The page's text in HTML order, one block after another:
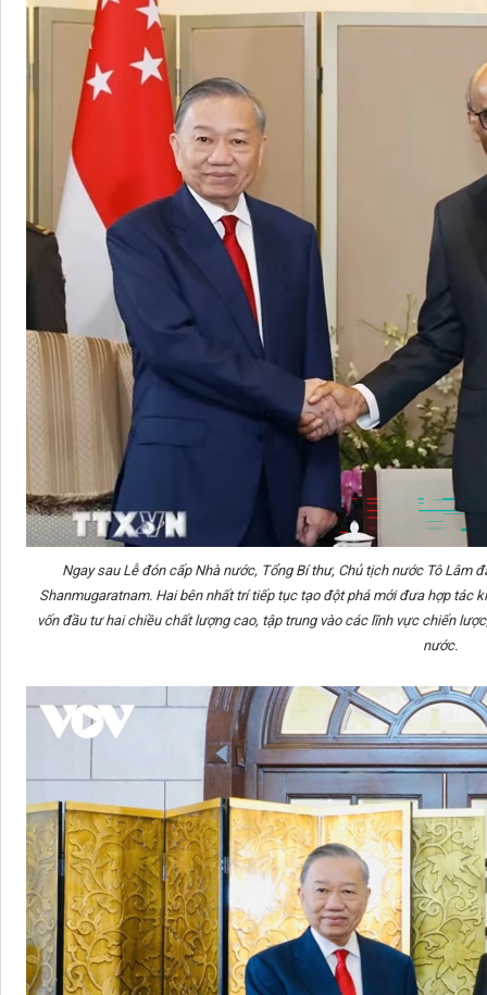
Ngay sau Lễ đón cấp Nhà nước, Tổng Bí thư, Chủ tịch nước Tô Lâm
Shanmugaratnam. Hai bên nhất trí tiếp tục tạo đột phá mới đưa hợp tác
vốn đầu tư hai chiều chất lượng cao, tập trung vào các lĩnh vực chiến
nước.